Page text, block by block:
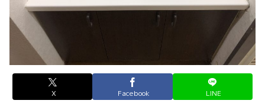
X Facebook LINE